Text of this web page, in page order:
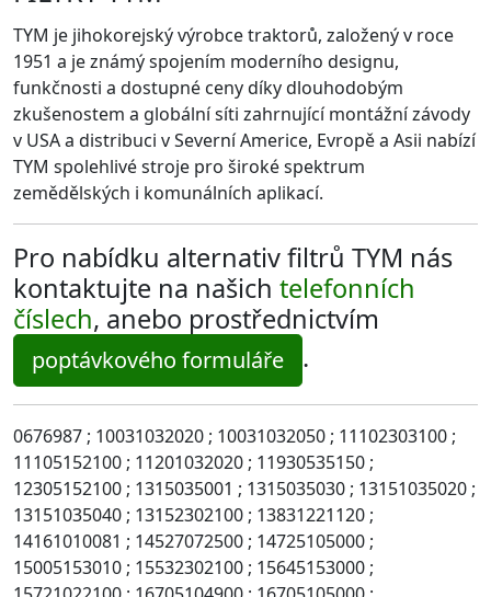
TYM je jihokorejský výrobce traktorů, založený v roce
1951 a je známý spojením moderního designu,
funkčnosti a dostupné ceny díky dlouhodobým
zkušenostem a globální síti zahrnující montážní závody
v USA a distribuci v Severní Americe, Evropě a Asii nabízí
TYM spolehlivé stroje pro široké spektrum
zemědělských i komunálních aplikací.
Pro nabídku alternativ filtrů TYM nás
kontaktujte na našich telefonních
číslech, anebo prostřednictvím
poptávkového formuláře .
0676987 ; 10031032020 ; 10031032050 ; 11102303100 ;
11105152100 ; 11201032020 ; 11930535150 ;
12305152100 ; 1315035001 ; 1315035030 ; 13151035020 ;
13151035040 ; 13152302100 ; 13831221120 ;
14161010081 ; 14527072500 ; 14725105000 ;
15005153010 ; 15532302100 ; 15645153000 ;